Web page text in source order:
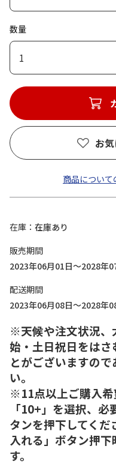
数量
1
お
商品につい
在庫
在庫あり
販売期間
2023年06月01日～2028年
配送期間
2023年06月08日～2028年
※天候や注文状況、
始・土日祝日をは
とがございますの
い。
※11点以上ご購入希
「10+」を選択、
タンを押下してく
入れる」ボタン押
す。